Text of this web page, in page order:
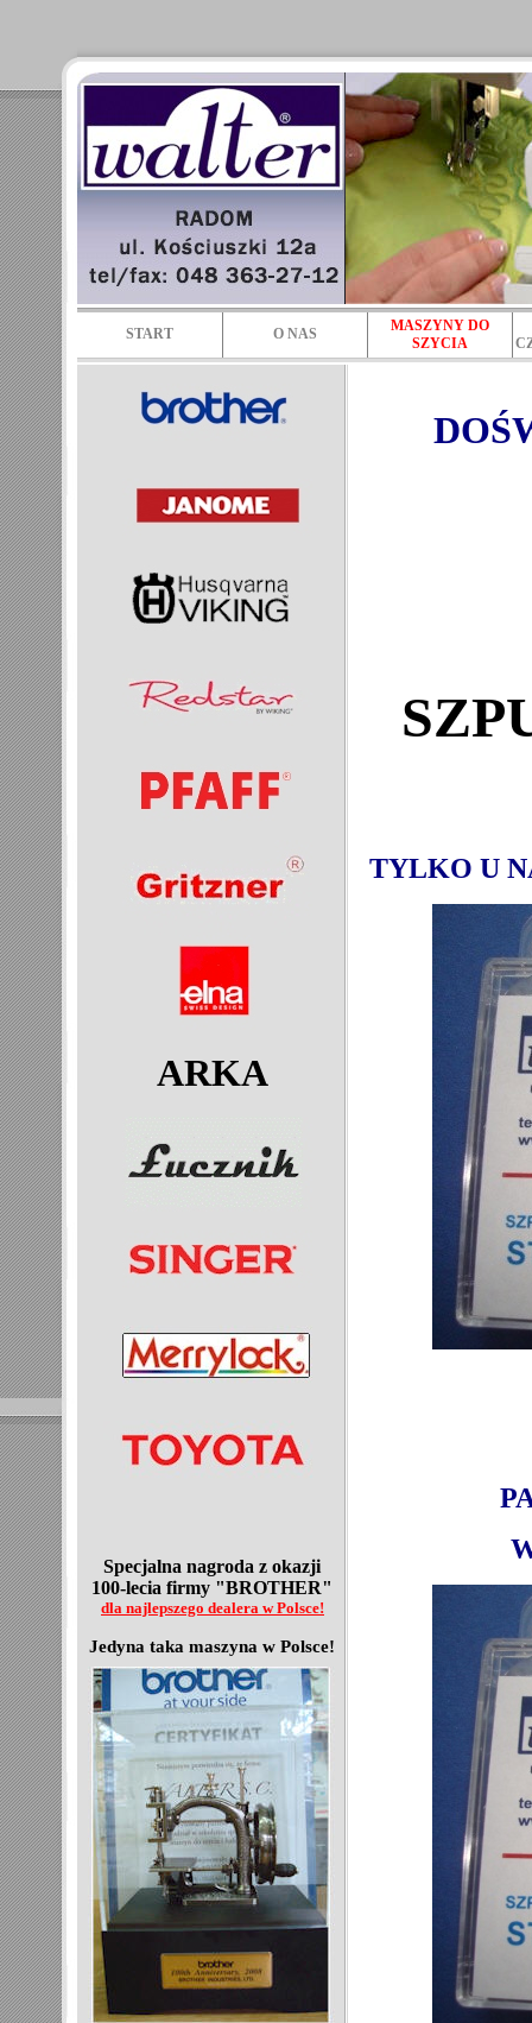
START O NAS
MASZYNY DO
SZYCIA
ARKA
Specjalna nagroda z okazji
100-lecia firmy "BROTHER"
dla najlepszego dealera w Polsce!
Jedyna taka maszyna w Polsce!
TYLKO U